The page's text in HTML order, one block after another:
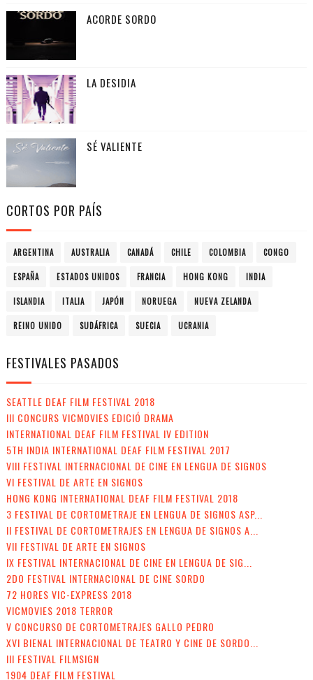
ACORDE SORDO
LA DESIDIA
SÉ VALIENTE
CORTOS POR PAÍS
ARGENTINA AUSTRALIA CANADÁ CHILE COLOMBIA CONGO
ESPAÑA ESTADOS UNIDOS FRANCIA HONG KONG INDIA
ISLANDIA ITALIA JAPÓN NORUEGA NUEVA ZELANDA
REINO UNIDO SUDÁFRICA SUECIA UCRANIA
FESTIVALES PASADOS
SEATTLE DEAF FILM FESTIVAL 2018
III CONCURS VICMOVIES EDICIÓ DRAMA
INTERNATIONAL DEAF FILM FESTIVAL IV EDITION
5TH INDIA INTERNATIONAL DEAF FILM FESTIVAL 2017
VIII FESTIVAL INTERNACIONAL DE CINE EN LENGUA DE SIGNOS
VI FESTIVAL DE ARTE EN SIGNOS
HONG KONG INTERNATIONAL DEAF FILM FESTIVAL 2018
3 FESTIVAL DE CORTOMETRAJE EN LENGUA DE SIGNOS ASP...
II FESTIVAL DE CORTOMETRAJES EN LENGUA DE SIGNOS A...
VII FESTIVAL DE ARTE EN SIGNOS
IX FESTIVAL INTERNACIONAL DE CINE EN LENGUA DE SIG...
2DO FESTIVAL INTERNACIONAL DE CINE SORDO
72 HORES VIC-EXPRESS 2018
VICMOVIES 2018 TERROR
V CONCURSO DE CORTOMETRAJES GALLO PEDRO
XVI BIENAL INTERNACIONAL DE TEATRO Y CINE DE SORDO...
III FESTIVAL FILMSIGN
1904 DEAF FILM FESTIVAL